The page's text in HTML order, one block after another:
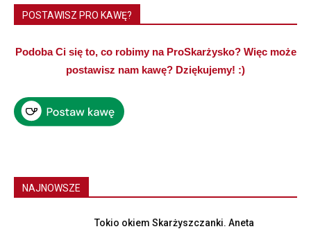
POSTAWISZ PRO KAWĘ?
Podoba Ci się to, co robimy na ProSkarżysko? Więc może
postawisz nam kawę? Dziękujemy! :)
NAJNOWSZE
Tokio okiem Skarżyszczanki. Aneta